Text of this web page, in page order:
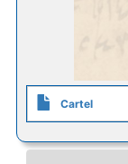
Cartel